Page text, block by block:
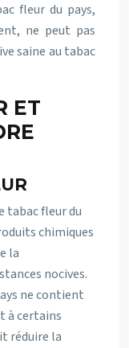
fleur du pays,
ne peut pas
saine au tabac
ET
tabac fleur du
chimiques
la
nocives.
ne contient
à certains
réduire la